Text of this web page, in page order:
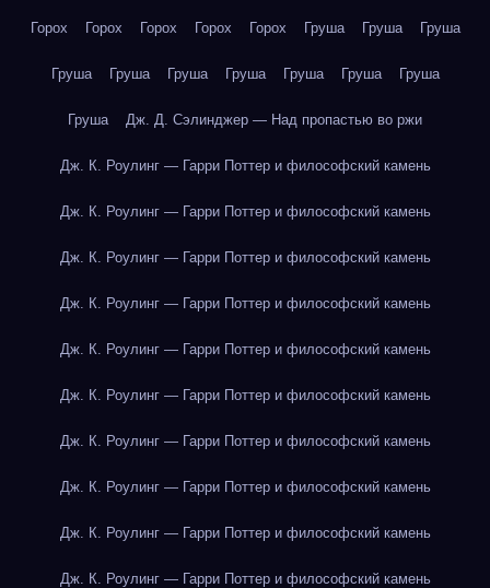
Горох Горох Горох Горох Горох Груша Груша Груша
Груша Груша Груша Груша Груша Груша Груша
Груша Дж. Д. Сэлинджер — Над пропастью во ржи
Дж. К. Роулинг — Гарри Поттер и философский камень
Дж. К. Роулинг — Гарри Поттер и философский камень
Дж. К. Роулинг — Гарри Поттер и философский камень
Дж. К. Роулинг — Гарри Поттер и философский камень
Дж. К. Роулинг — Гарри Поттер и философский камень
Дж. К. Роулинг — Гарри Поттер и философский камень
Дж. К. Роулинг — Гарри Поттер и философский камень
Дж. К. Роулинг — Гарри Поттер и философский камень
Дж. К. Роулинг — Гарри Поттер и философский камень
Дж. К. Роулинг — Гарри Поттер и философский камень